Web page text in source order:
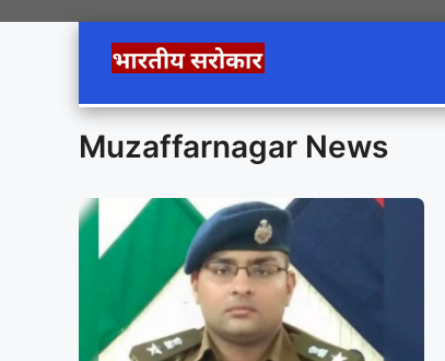
Muzaffarnagar News